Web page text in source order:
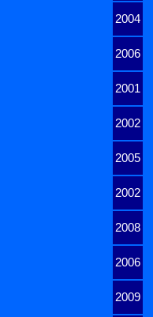
2004
2006
2001
2002
2005
2002
2008
2006
2009